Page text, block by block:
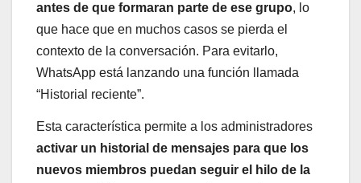
antes de que formaran parte de ese grupo, lo
que hace que en muchos casos se pierda el
contexto de la conversación. Para evitarlo,
WhatsApp está lanzando una función llamada
“Historial reciente”.
Esta característica permite a los administradores
activar un historial de mensajes para que los
nuevos miembros puedan seguir el hilo de la